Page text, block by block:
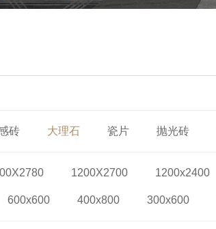
砖 大理石 瓷片 抛光砖
1200X2700 1200x2400
600x600 400x800 300x600